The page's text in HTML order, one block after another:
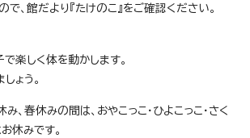
、館だより『たけのこ』をご確認ください。
楽しく体を動かします。
ょう。
、春休みの間は、おやこっこ・ひよこっこ・さく
休みです。